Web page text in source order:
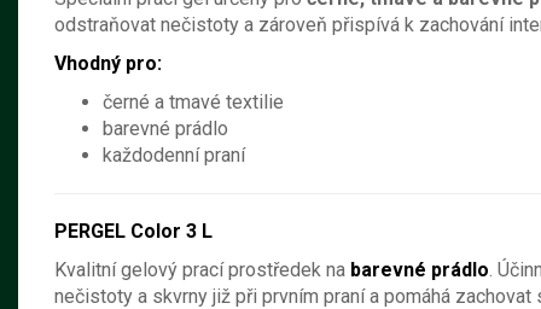
odstraňovat nečistoty a zároveň přispívá k zachování
Vhodný pro:
černé a tmavé textilie
barevné prádlo
každodenní praní
PERGEL Color 3 L
Kvalitní gelový prací prostředek na barevné prádlo.
nečistoty a skvrny již při prvním praní a pomáhá